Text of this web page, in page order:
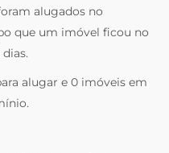
alugados no
que um imóvel ficou no
alugar e 0 imóveis em